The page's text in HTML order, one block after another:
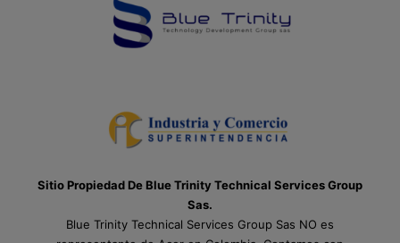
Sitio Propiedad De Blue Trinity Technical Services Group
Sas.
Blue Trinity Technical Services Group Sas NO es